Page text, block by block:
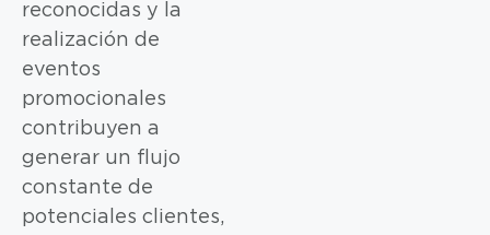
reconocidas y la
realización de
eventos
promocionales
contribuyen a
generar un flujo
constante de
potenciales clientes,